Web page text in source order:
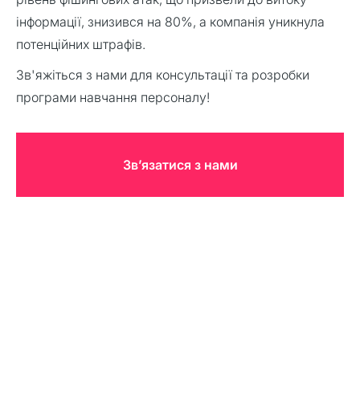
інформації, знизився на 80%, а компанія уникнула
потенційних штрафів.
Зв'яжіться з нами для консультації та розробки
програми навчання персоналу!
Звʼязатися з нами